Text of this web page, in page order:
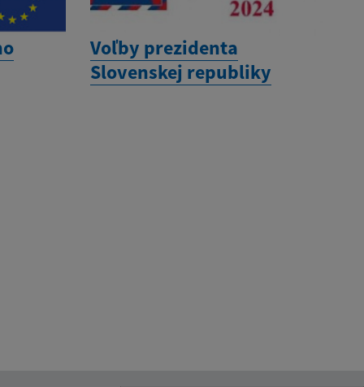
Voľby prezidenta
Slovenskej republiky